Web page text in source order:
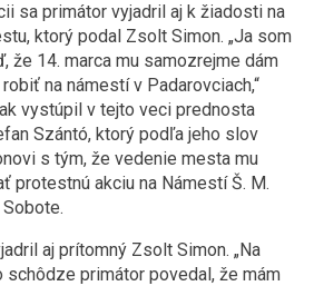
sa primátor vyjadril aj k žiadosti na
ktorý podal Zsolt Simon. „Ja som
že 14. marca mu samozrejme dám
na námestí v Padarovciach,“
vystúpil v tejto veci prednosta
Szántó, ktorý podľa jeho slov
s tým, že vedenie mesta mu
protestnú akciu na Námestí Š. M.
aj prítomný Zsolt Simon. „Na
schôdze primátor povedal, že mám